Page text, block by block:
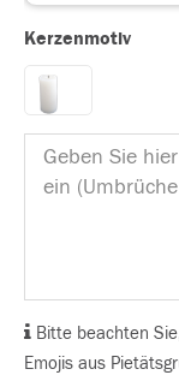
Kerzenmotiv
Bitte beachten
Emojis aus